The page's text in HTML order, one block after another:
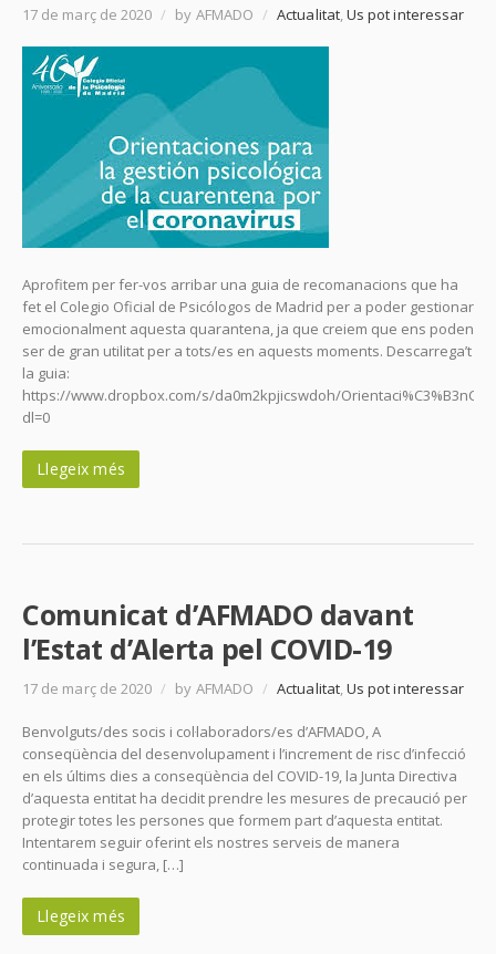
17 de març de 2020 / by AFMADO / Actualitat,Us pot interessar
Aprofitem per fer-vos arribar una guia de recomanacions que ha
fet el Colegio Oficial de Psicólogos de Madrid per a poder gestionar
emocionalment aquesta quarantena, ja que creiem que ens poden
ser de gran utilitat per a tots/es en aquests moments. Descarrega’t
la guia:
https://www.dropbox.com/s/da0m2kpjicswdoh/
dl=0
Llegeix més
Comunicat d’AFMADO davant
l’Estat d’Alerta pel COVID-19
17 de març de 2020 / by AFMADO / Actualitat,Us pot interessar
Benvolguts/des socis i col·laboradors/es d’AFMADO, A
conseqüència del desenvolupament i l’increment de risc d’infecció
en els últims dies a conseqüència del COVID-19, la Junta Directiva
d’aquesta entitat ha decidit prendre les mesures de precaució per
protegir totes les persones que formem part d’aquesta entitat.
Intentarem seguir oferint els nostres serveis de manera
continuada i segura, […]
Llegeix més